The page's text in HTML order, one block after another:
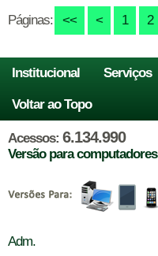
Páginas: << < 1 2
Institucional Serviços
Voltar ao Topo
Acessos: 6.134.990
Versão para computadores
Adm.